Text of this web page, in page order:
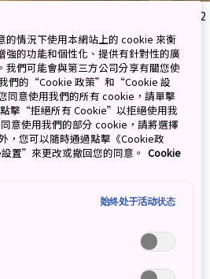
Tetsuya Ito / Courtesy of ONOMICHI U2
尾道住宿聖地
入住，在廣島縣的
為旅程充個電
U2」是由舊倉庫改建
複合型商業空間，內有旅館、餐
設施。其中，空間時尚的單車友
」深受自行車迷喜愛，除了使用當
製作的家具設備，旅客更可帶著
的情況下使用本網站上的 cookie 來衡
強的功能和個性化、提供有針對性的廣
我們可能會與第三方公司分享有關您使
們的“Cookie 政策”和“Cookie 設
同意使用我們的所有 cookie，請單擊
擊“拒絕所有 Cookie”以拒絕使用我
意使用我們的部分 cookie，請將選擇
，您可以隨時通過點擊《Cookie政
置”來更改或撤回您的同意。 Cookie
始终处于活动状态